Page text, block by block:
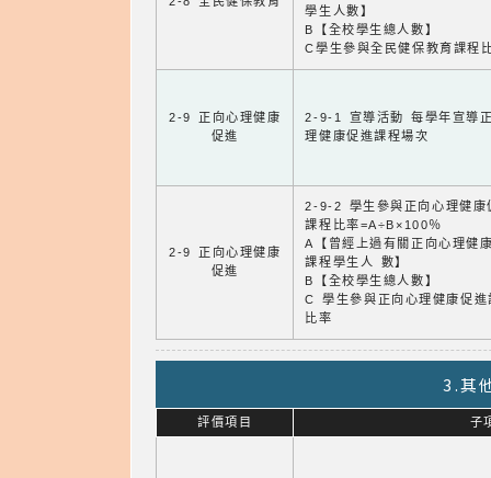
學生人數】
B【全校學生總人數】
C學生參與全民健保教育課程
2-9 正向心理健康
促進
2-9-1 宣導活動 每學年宣導
理健康促進課程場次
2-9 正向心理健康
促進
2-9-2 學生參與正向心理健康
課程比率=A÷B×100％
A【曾經上過有關正向心理健
課程學生人 數】
B【全校學生總人數】
C 學生參與正向心理健康促進
比率
3.其
評價項目 子